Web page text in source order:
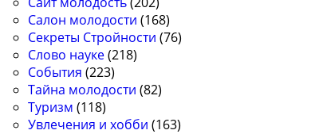
Салон молодости (168)
Секреты Стройности (76)
Слово науке(218)
События (223)
Тайна молодости (82)
Туризм (118)
Увлечения и хобби (163)